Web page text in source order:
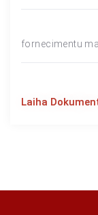
fornecimentu
Laiha